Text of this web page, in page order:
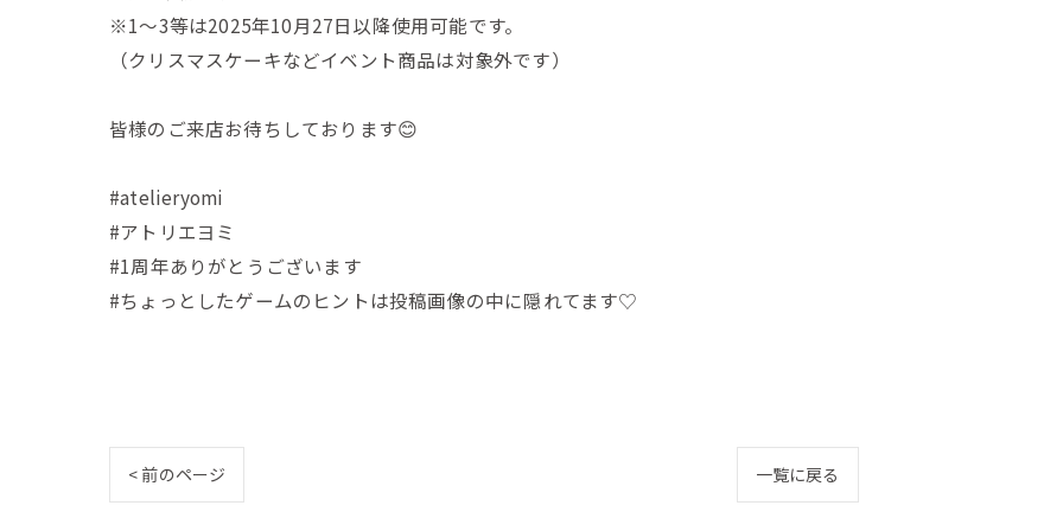
※1〜3等は2025年10月27日以降使用可能です。
（クリスマスケーキなどイベント商品は対象外です）
皆様のご来店お待ちしております😊
#atelieryomi
#アトリエヨミ
#1周年ありがとうございます
#ちょっとしたゲームのヒントは投稿画像の中に隠れてます♡
< 前のページ 一覧に戻る